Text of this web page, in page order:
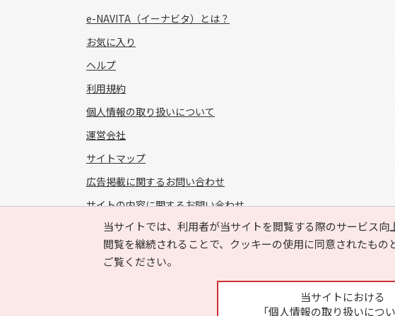
当サイトでは、利用者が当サイトを閲覧する際のサービス
閲覧を継続されることで、クッキーの使用に同意されたもの
ご覧ください。
当サイトにおける
「個人情報の取り扱いにつ
e-NAVITA（イーナビタ）とは？
お気に入り
ヘルプ
利用規約
個人情報の取り扱いについて
運営会社
サイトマップ
広告掲載に関するお問い合わせ
サイトの内容に関するお問い合わせ
FOLLOW US!